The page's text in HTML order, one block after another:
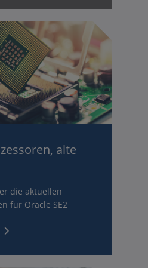
alte
die aktuellen
für Oracle SE2